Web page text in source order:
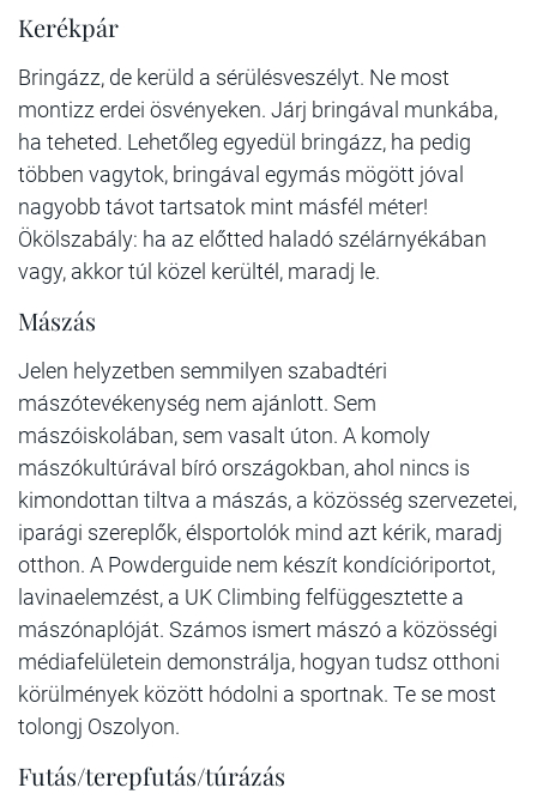
Kerékpár
Bringázz, de kerüld a sérülésveszélyt. Ne most
montizz erdei ösvényeken. Járj bringával munkába,
ha teheted. Lehetőleg egyedül bringázz, ha pedig
többen vagytok, bringával egymás mögött jóval
nagyobb távot tartsatok mint másfél méter!
Ökölszabály: ha az előtted haladó szélárnyékában
vagy, akkor túl közel kerültél, maradj le.
Mászás
Jelen helyzetben semmilyen szabadtéri
mászótevékenység nem ajánlott. Sem
mászóiskolában, sem vasalt úton. A komoly
mászókultúrával bíró országokban, ahol nincs is
kimondottan tiltva a mászás, a közösség szervezetei,
iparági szereplők, élsportolók mind azt kérik, maradj
otthon. A Powderguide nem készít kondícióriportot,
lavinaelemzést, a UK Climbing felfüggesztette a
mászónaplóját. Számos ismert mászó a közösségi
médiafelületein demonstrálja, hogyan tudsz otthoni
körülmények között hódolni a sportnak. Te se most
tolongj Oszolyon.
Futás/terepfutás/túrázás